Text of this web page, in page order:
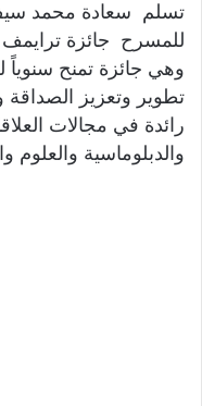
تسلم سعادة محمد سيف
وهي جائزة تمنح
تطوير وتعزيز الصداقة
رائدة في مجالات
والدبلوماسية والعلوم